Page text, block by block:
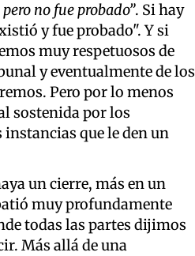
pero no fue probado”. Si hay
y fue probado". Y si
muy respetuosos de
y eventualmente de los
Pero por lo menos
sostenida por los
que le den un
un cierre, más en un
muy profundamente
todas las partes dijimos
Más allá de una